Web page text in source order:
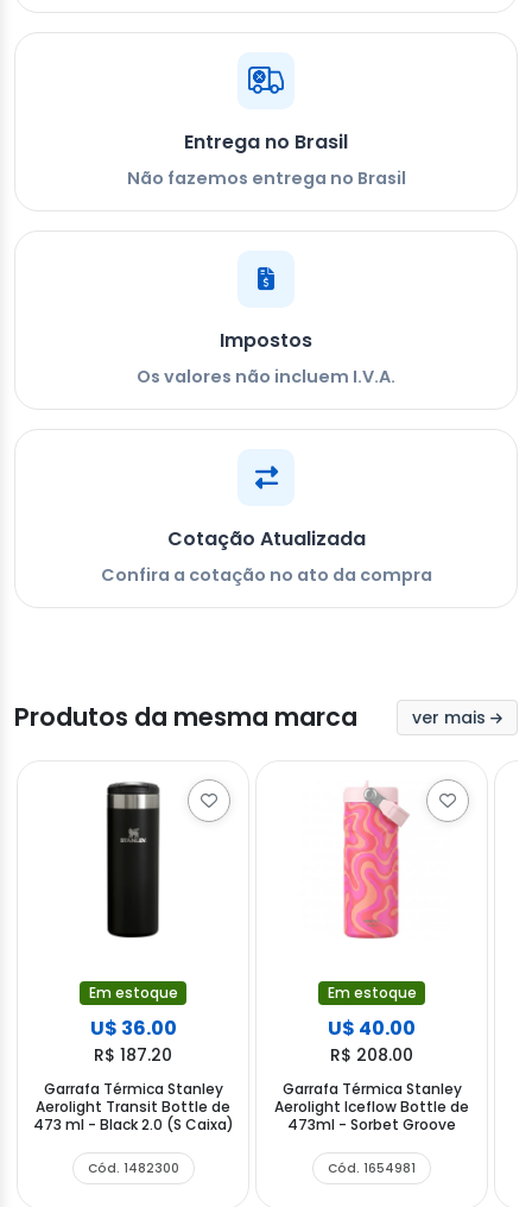
Entrega no Brasil
Não fazemos entrega no Brasil
Impostos
Os valores não incluem I.V.A.
Cotação Atualizada
Confira a cotação no ato da compra
Produtos da mesma marca ver mais
Em estoque
U$ 36.00
R$ 187.20
Garrafa Térmica Stanley
Aerolight Transit Bottle de
473 ml - Black 2.0 (S Caixa)
Cód. 1482300
Em estoque
U$ 40.00
R$ 208.00
Garrafa Térmica Stanley
Aerolight Iceflow Bottle de
473ml - Sorbet Groove
Cód. 1654981